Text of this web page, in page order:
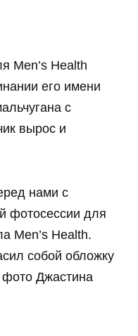
Men’s Health
его имени
с
вырос и
нами с
фотосессии для
Men’s Health.
собой обложку
Джастина